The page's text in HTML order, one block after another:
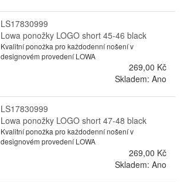
LS17830999
Lowa ponožky LOGO short 45-46 black
Kvalitní ponožka pro každodenní nošení v
designovém provedení LOWA
269,00 Kč
Skladem: Ano
LS17830999
Lowa ponožky LOGO short 47-48 black
Kvalitní ponožka pro každodenní nošení v
designovém provedení LOWA
269,00 Kč
Skladem: Ano